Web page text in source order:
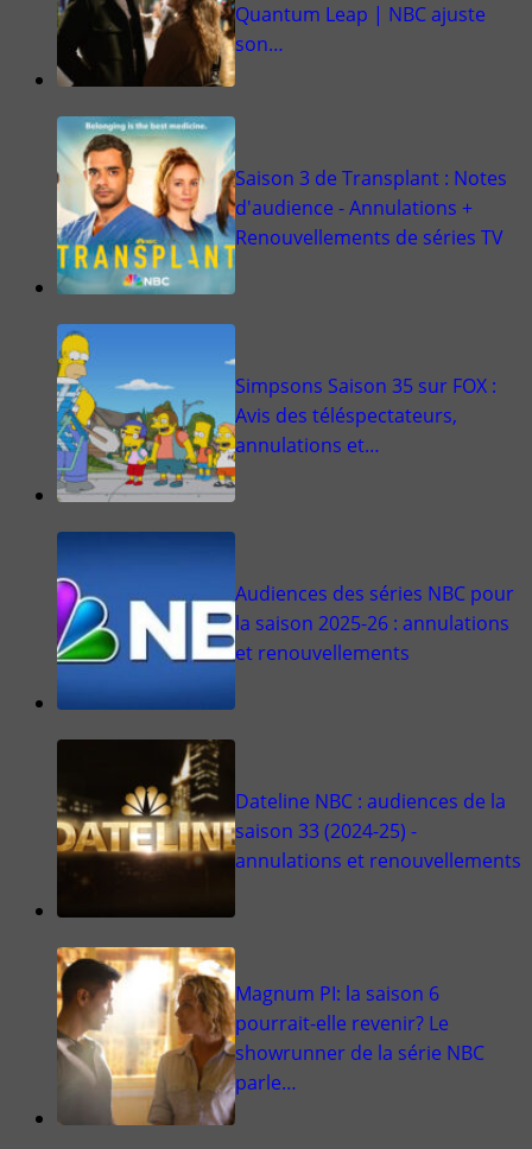
Quantum Leap | NBC ajuste
son…
Saison 3 de Transplant : Notes
d'audience - Annulations +
Renouvellements de séries TV
Simpsons Saison 35 sur FOX :
Avis des téléspectateurs,
annulations et…
Audiences des séries NBC pour
la saison 2025-26 : annulations
et renouvellements
Dateline NBC : audiences de la
saison 33 (2024-25) -
annulations et renouvellements
Magnum PI: la saison 6
pourrait-elle revenir? Le
showrunner de la série NBC
parle…